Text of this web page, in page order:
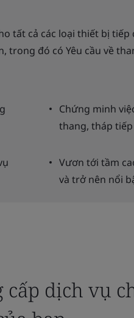
tất cả các loại thiết bị tiếp
trong đó có Yêu cầu về
Chứng minh
thang, tháp
Vươn tới tầm
và trở nên nổi
dịch vụ